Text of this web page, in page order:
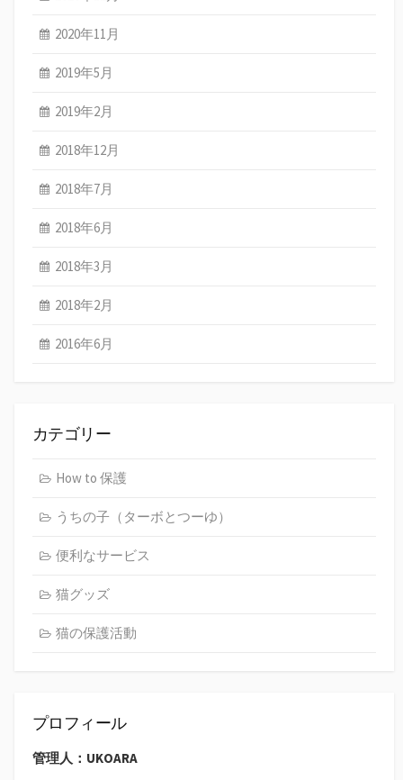
2020年11月
2019年5月
2019年2月
2018年12月
2018年7月
2018年6月
2018年3月
2018年2月
2016年6月
カテゴリー
How to 保護
うちの子（ターボとつーゆ）
便利なサービス
猫グッズ
猫の保護活動
プロフィール
管理人：UKOARA